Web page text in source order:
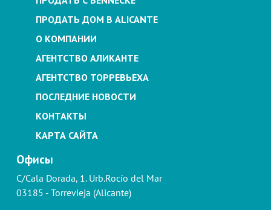
ПРОДАТЬ ДОМ В ALICANTE
О КОМПАНИИ
АГЕНТСТВО АЛИКАНТЕ
АГЕНТСТВО ТОРРЕВЬЕХА
ПОСЛЕДНИЕ НОВОСТИ
КОНТАКТЫ
КАРТА САЙТА
Офисы
C/Cala Dorada, 1. Urb.Rocío del Mar
03185 - Torrevieja (Alicante)